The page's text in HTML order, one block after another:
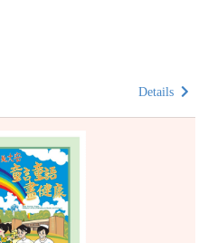
Details